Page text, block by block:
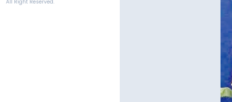
All Right Reserved.